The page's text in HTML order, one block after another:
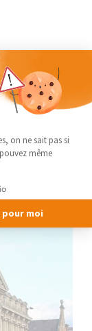
on ne sait pas si
même
pour moi